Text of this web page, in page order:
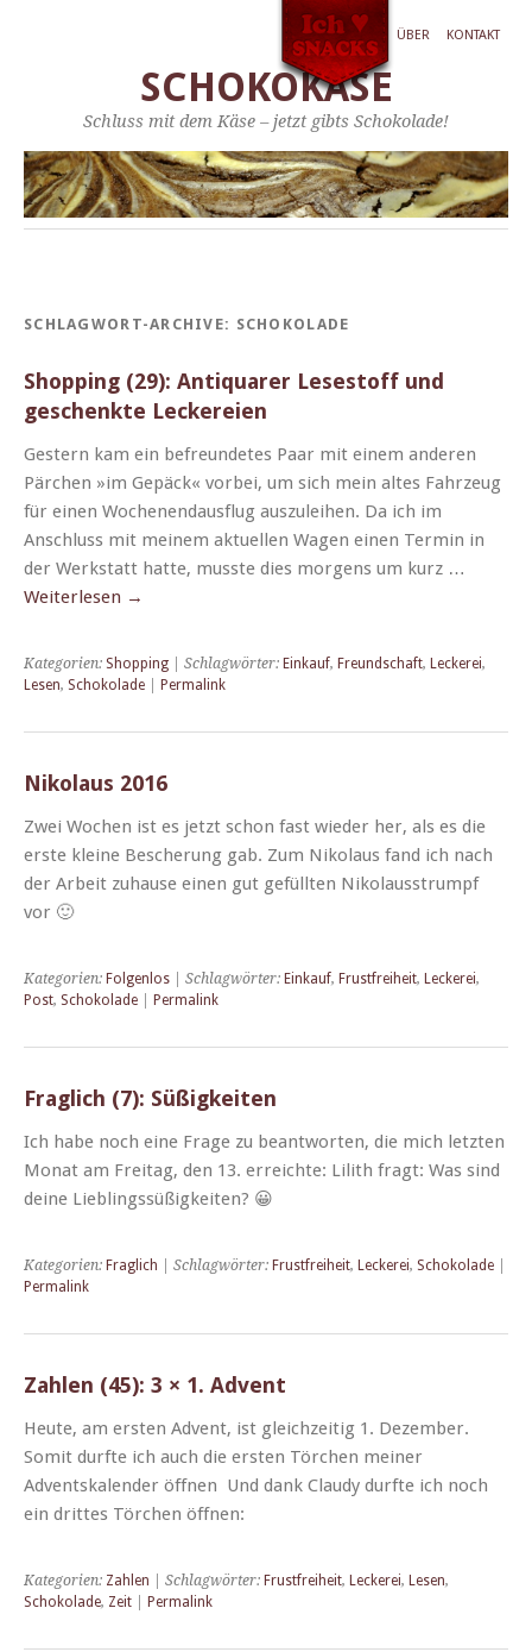
ÜBER KONTAKT
SCHOKOKÄSE
Schluss mit dem Käse – jetzt gibts Schokolade!
SCHLAGWORT-ARCHIVE: SCHOKOLADE
Shopping (29): Antiquarer Lesestoff und
geschenkte Leckereien
Gestern kam ein befre­un­detes Paar mit einem anderen
Pärchen »im Gepäck« vor­bei, um sich mein altes Fahrzeug
für einen Woch­enen­daus­flug auszulei­hen. Da ich im
Anschluss mit meinem aktuellen Wagen einen Ter­min in
der Werk­statt hat­te, musste dies mor­gens um kurz …
Weit­er­lesen →
Kategorien: Shopping | Schlagwörter: Einkauf, Freundschaft, Leckerei,
Lesen, Schokolade Permalink
Nikolaus 2016
Zwei Wochen ist es jet­zt schon fast wieder her, als es die
erste kleine Bescherung gab. Zum Niko­laus fand ich nach
der Arbeit zuhause einen gut gefüll­ten Niko­lausstrumpf
vor 🙂
Kategorien: Folgenlos | Schlagwörter: Einkauf, Frustfreiheit, Leckerei,
Post, Schokolade Permalink
Fraglich (7): Süßigkeiten
Ich habe noch eine Frage zu beant­worten, die mich let­zten
Monat am Fre­itag, den 13. erre­ichte: Lilith fragt: Was sind
deine Lieblingssüßigkeiten? 😀
Kategorien: Fraglich | Schlagwörter: Frustfreiheit, Leckerei, Schokolade
Permalink
Zahlen (45): 3 × 1. Advent
Heute, am ersten Advent, ist gle­ichzeit­ig 1. Dezem­ber.
Somit durfte ich auch die ersten Törchen mein­er
Adventskalen­der öff­nen Und dank Claudy durfte ich noch
ein drittes Törchen öffnen:
Kategorien: Zahlen | Schlagwörter: Frustfreiheit, Leckerei, Lesen,
Schokolade, Zeit Permalink